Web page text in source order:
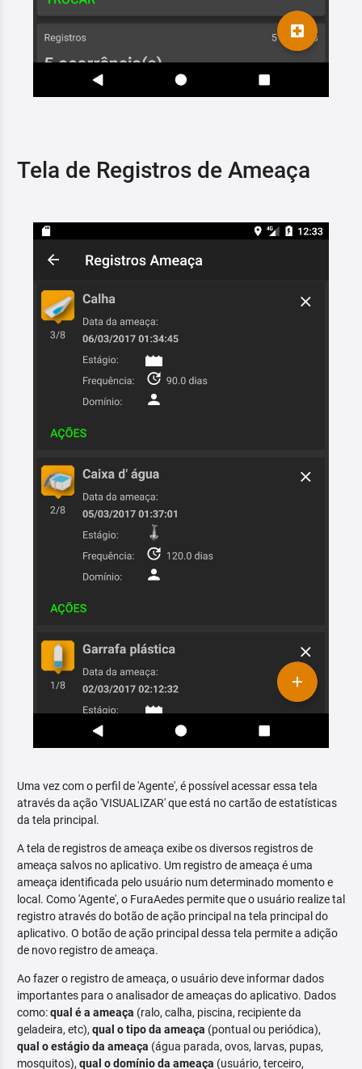
Tela de Registros de Ameaça
Uma vez com o perfil de 'Agente', é possível acessar essa tela
através da ação 'VISUALIZAR' que está no cartão de estatísticas
da tela principal.
A tela de registros de ameaça exibe os diversos registros de
ameaça salvos no aplicativo. Um registro de ameaça é uma
ameaça identificada pelo usuário num determinado momento e
local. Como 'Agente', o FuraAedes permite que o usuário realize tal
registro através do botão de ação principal na tela principal do
aplicativo. O botão de ação principal dessa tela permite a adição
de novo registro de ameaça.
Ao fazer o registro de ameaça, o usuário deve informar dados
importantes para o analisador de ameaças do aplicativo. Dados
como:qual é a ameaça (ralo, calha, piscina, recipiente da
geladeira, etc), qual o tipo da ameaça (pontual ou periódica),
qual o estágio da ameaça (água parada, ovos, larvas, pupas,
mosquitos), qual o domínio da ameaça (usuário, terceiro,